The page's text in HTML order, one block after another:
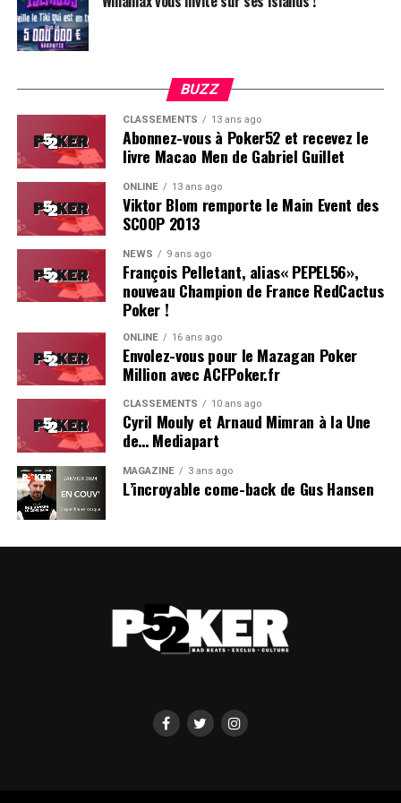
Soleau à gauche, sorti par Logghe au centre
BUZZ
CLASSEMENTS 13 ans ago
Abonnez-vous à Poker52 et recevez le
livre Macao Men de Gabriel Guillet
ONLINE 13 ans ago
Viktor Blom remporte le Main Event des
SCOOP 2013
NEWS 9 ans ago
François Pelletant, alias« PEPEL56»,
nouveau Champion de France RedCactus
Poker !
ONLINE 16 ans ago
Envolez-vous pour le Mazagan Poker
Million avec ACFPoker.fr
CLASSEMENTS 10 ans ago
Cyril Mouly et Arnaud Mimran à la Une
de… Mediapart
MAGAZINE 3 ans ago
L’incroyable come-back de Gus Hansen